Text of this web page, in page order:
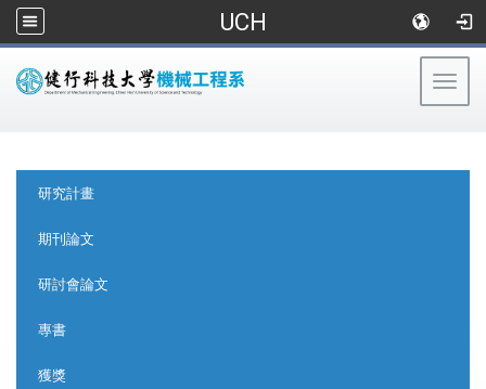
UCH
研究計畫
期刊論文
研討會論文
專書
獲獎